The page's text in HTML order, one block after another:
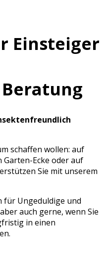
Einsteiger
schaffen wollen: auf
Ecke oder auf
Sie mit unserem
für Ungeduldige und
auch gerne, wenn Sie
in einen